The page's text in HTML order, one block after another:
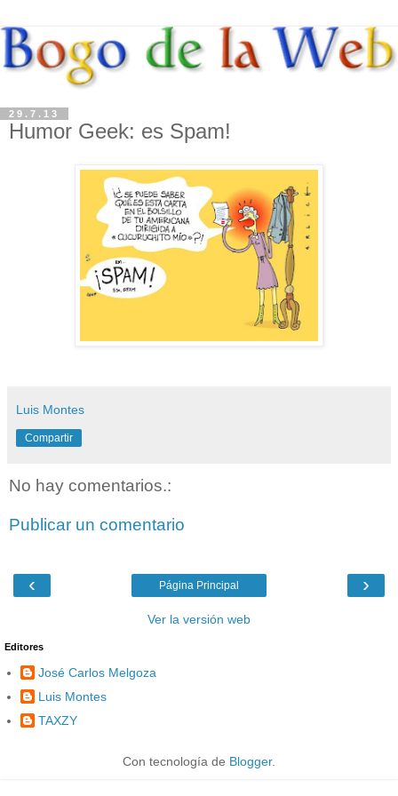
29.7.13
Humor Geek: es Spam!
Luis Montes
Compartir
No hay comentarios.:
Publicar un comentario
‹ ›
Página Principal
Ver la versión web
Editores
José Carlos Melgoza
Luis Montes
TAXZY
Con tecnología de Blogger.